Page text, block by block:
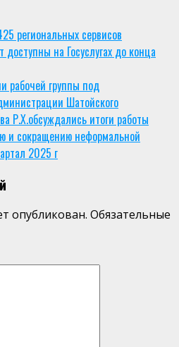
региональных сервисов
на Госуслугах до конца
рабочей группы под
Шатойского
Р.Х.обсуждались итоги работы
и сокращению неформальной
2025 г
опубликован. Обязательные